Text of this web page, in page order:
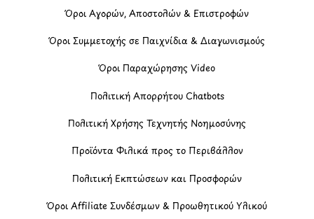
Όροι Αγορών, Αποστολών & Επιστροφών
Όροι Συμμετοχής σε Παιχνίδια & Διαγωνισμούς
Όροι Παραχώρησης Video
Πολιτική Απορρήτου Chatbots
Πολιτική Χρήσης Τεχνητής Νοημοσύνης
Προϊόντα Φιλικά προς το Περιβάλλον
Πολιτική Εκπτώσεων και Προσφορών
Όροι Affiliate Συνδέσμων & Προωθητικού Υλικού